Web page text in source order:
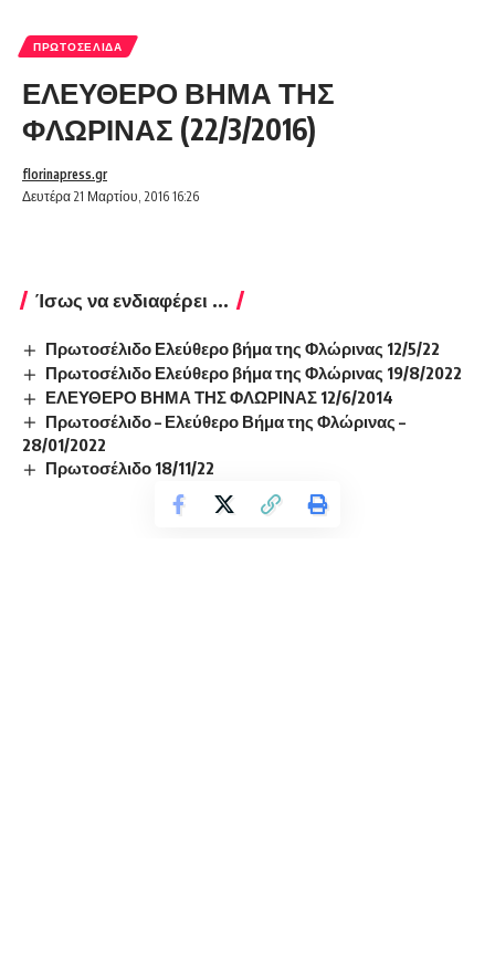
ΠΡΩΤΟΣΈΛΙΔΑ
ΕΛΕΥΘΕΡΟ ΒΗΜΑ ΤΗΣ
ΦΛΩΡΙΝΑΣ (22/3/2016)
Δευτέρα 21 Μαρτίου, 2016 16:26
florinapress.gr
Ίσως να ενδιαφέρει ...
Πρωτοσέλιδο Ελεύθερο βήμα της Φλώρινας 12/5/22
Πρωτοσέλιδο Ελεύθερο βήμα της Φλώρινας 19/8/2022
ΕΛΕΥΘΕΡΟ ΒΗΜΑ ΤΗΣ ΦΛΩΡΙΝΑΣ 12/6/2014
Πρωτοσέλιδο – Ελεύθερο Βήμα της Φλώρινας –
28/01/2022
Πρωτοσέλιδο 18/11/22